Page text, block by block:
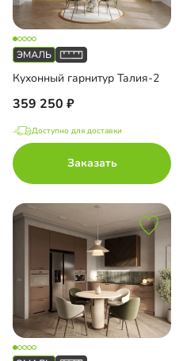
Кухонный гарнитур Талия-2
359 250
Доступно для доставки
Заказать